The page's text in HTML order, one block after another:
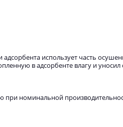
использует часть
в адсорбенте влагу и
при номинальной